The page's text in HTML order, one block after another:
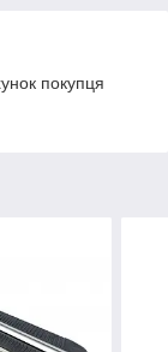
покупця